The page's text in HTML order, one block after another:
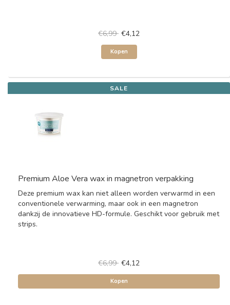
€6,99 €4,12
Kopen
SALE
Premium Aloe Vera wax in magnetron verpakking
Deze premium wax kan niet alleen worden verwarmd in een
conventionele verwarming, maar ook in een magnetron
dankzij de innovatieve HD-formule. Geschikt voor gebruik met
strips.
€6,99 €4,12
Kopen